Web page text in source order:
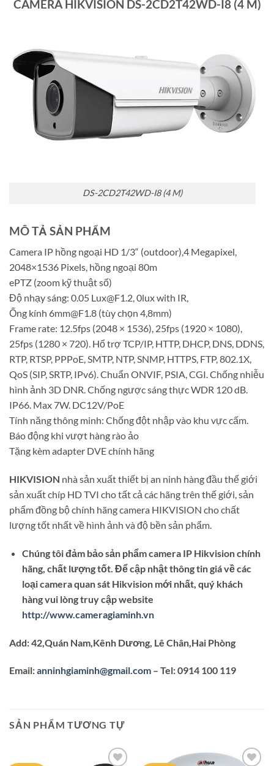
CAMERA HIKVISION DS-2CD2T42WD-I8 (4 M)
DS-2CD2T42WD-I8 (4 M)
MÔ TẢ SẢN PHẨM
Camera IP hồng ngoại HD 1/3“ (outdoor),4 Megapixel,
2048×1536 Pixels, hồng ngoại 80m
ePTZ (zoom kỹ thuật số)
Độ nhạy sáng: 0.05 Lux@F1.2, 0lux with IR,
Ống kính 6mm@F1.8 (tùy chọn 4,8mm)
Frame rate: 12.5fps (2048 × 1536), 25fps (1920 × 1080),
25fps (1280 × 720). Hổ trợ TCP/IP, HTTP, DHCP, DNS, DDNS,
RTP, RTSP, PPPoE, SMTP, NTP, SNMP, HTTPS, FTP, 802.1X,
QoS (SIP, SRTP, IPv6). Chuẩn ONVIF, PSIA, CGI. Chống nhiễu
hình ảnh 3D DNR. Chống ngược sáng thực WDR 120 dB.
IP66. Max 7W. DC12V/PoE
Tính năng thông minh: Chống đột nhập vào khu vực cấm.
Báo động khi vượt hàng rào ảo
Tặng kèm adapter DVE chính hãng
HIKVISION nhà sản xuất thiết bị an ninh hàng đầu thế giới
sản xuất chíp HD TVI cho tất cả các hãng trên thế giới, sản
phẩm đồng bộ chính hãng camera HIKVISION cho chất
lượng tốt nhất về hình ảnh và độ bền sản phẩm.
Chúng tôi đảm bảo sản phẩm camera IP Hikvision chính
hãng, chất lượng tốt. Để cập nhật thông tin giá về các
loại camera quan sát Hikvision mới nhất, quý khách
hàng vui lòng truy cập website
http://www.cameragiaminh.vn
Add: 42,Quán Nam,Kênh Dương, Lê Chân,Hai Phòng
Email:anninhgiaminh@gmail.com – Tel: 0914 100 119
SẢN PHẨM TƯƠNG TỰ